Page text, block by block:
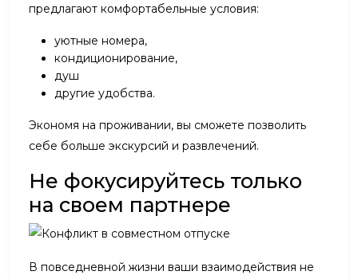
предлагают комфортабельные условия:
уютные номера,
кондиционирование,
душ
другие удобства.
Экономя на проживании, вы сможете позволить
себе больше экскурсий и развлечений.
Не фокусируйтесь только
на своем партнере
В повседневной жизни ваши взаимодействия не